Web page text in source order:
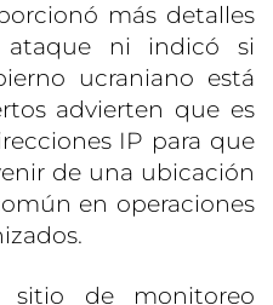
más detalles
ni indicó si
ucraniano está
advierten que es
IP para que
de una ubicación
en operaciones
de monitoreo